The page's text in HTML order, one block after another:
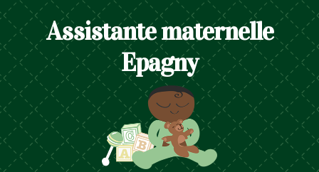
Assistante maternelle
Epagny